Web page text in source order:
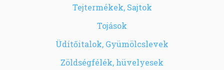
Tejtermékek, Sajtok
Tojások
Üdítőitalok, Gyümölcslevek
Zöldségfélék, hüvelyesek